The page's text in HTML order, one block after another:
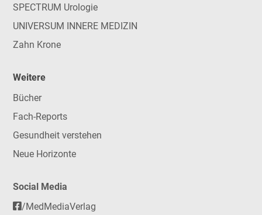
SPECTRUM Urologie
UNIVERSUM INNERE MEDIZIN
Zahn Krone
Weitere
Bücher
Fach-Reports
Gesundheit verstehen
Neue Horizonte
Social Media
/MedMediaVerlag